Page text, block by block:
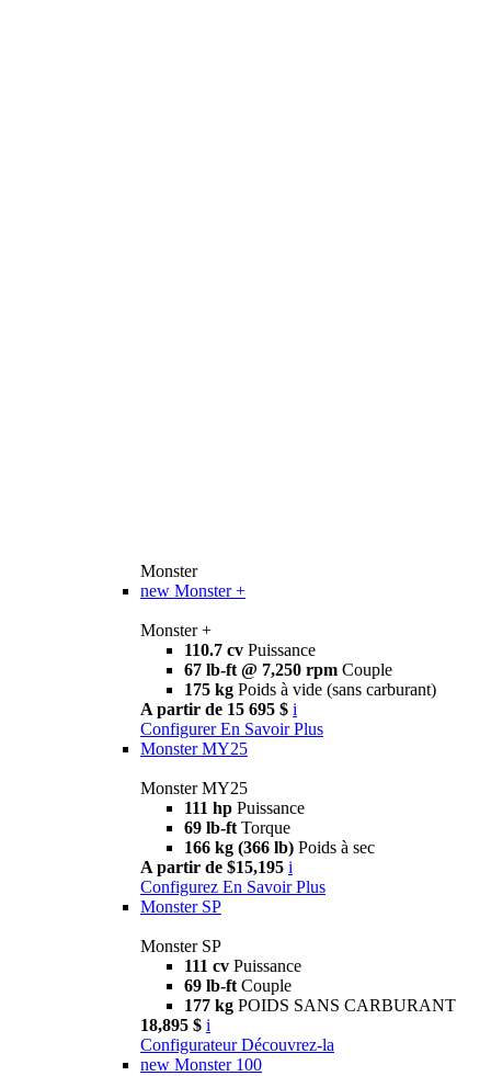
Monster
new Monster +
Monster +
110.7 cv Puissance
67 lb-ft @ 7,250 rpm Couple
175 kg Poids à vide (sans carburant)
A partir de 15 695 $ i
Configurer En Savoir Plus
Monster MY25
Monster MY25
111 hp Puissance
69 lb-ft Torque
166 kg (366 lb) Poids à sec
A partir de $15,195 i
Configurez En Savoir Plus
Monster SP
Monster SP
111 cv Puissance
69 lb-ft Couple
177 kg POIDS SANS CARBURANT
18,895 $ i
Configurateur Découvrez-la
new Monster 100